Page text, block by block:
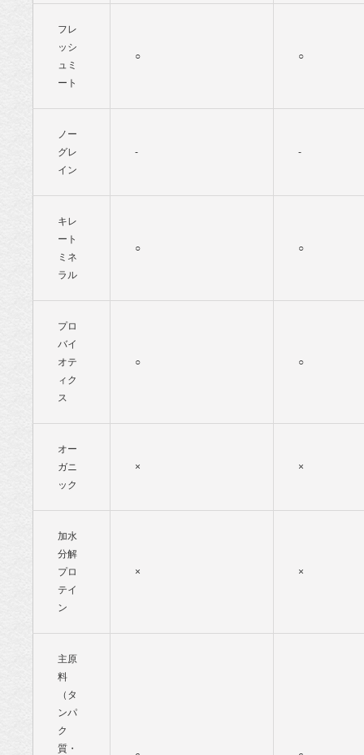
フレ
ッシ
ュミ
ート
○ ○
ノー
グレ
イン
- -
キレ
ート
ミネ
ラル
○ ○
プロ
バイ
オテ
ィク
ス
○ ○
オー
ガニ
ック
× ×
加水
分解
プロ
テイ
ン
× ×
主原
料
（タ
ンパ
ク
質・